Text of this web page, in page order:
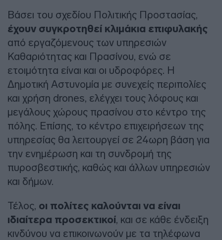
Βάσει του σχεδίου Πολιτικής Προστασίας,
έχουν συγκροτηθεί κλιμάκια επιφυλακής
από εργαζόμενους των υπηρεσιών
Καθαριότητας και Πρασίνου, ενώ σε
ετοιμότητα είναι και οι υδροφόρες. Η
Δημοτική Αστυνομία με συνεχείς περιπολίες
και χρήση drones, ελέγχει τους λόφους και
μεγάλους χώρους πρασίνου στο κέντρο της
πόλης. Επίσης, το κέντρο επιχειρήσεων της
υπηρεσίας θα λειτουργεί σε 24ωρη βάση για
την ενημέρωση και τη συνδρομή της
πυροσβεστικής, καθώς και άλλων υπηρεσιών
και δήμων.
Τέλος, οι πολίτες καλούνται να είναι
ιδιαίτερα προσεκτικοί, και σε κάθε ένδειξη
κινδύνου να επικοινωνούν με τα τηλέφωνα